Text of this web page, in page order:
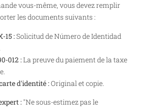
vous-même, vous devez remplir
les documents suivants :
15 :Solicitud de Número de Identidad
012 :La preuve du paiement de la taxe
d'identité :Original et copie.
: "Ne sous-estimez pas le